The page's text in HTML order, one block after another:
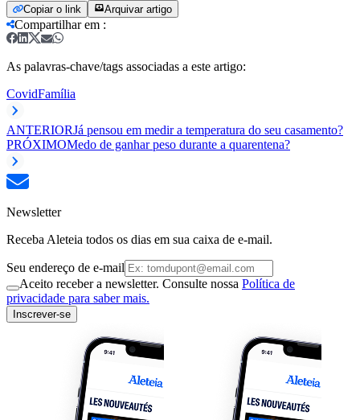
Copiar o link Arquivar artigo
Compartilhar em :
As palavras-chave/tags associadas a este artigo:
CovidFamília
ANTERIORJá pensou em medir a temperatura do seu casamento?
PRÓXIMOMedo de ganhar peso durante a quarentena?
Newsletter
Receba Aleteia todos os dias em sua caixa de e-mail.
Seu endereço de e-mail
Aceito receber a newsletter. Consulte nossa Política de
privacidade para saber mais.
Inscrever-se